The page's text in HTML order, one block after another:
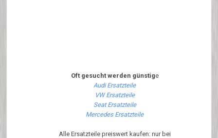
Oft gesucht werden günstige
Audi Ersatzteile
VW Ersatzteile
Seat Ersatzteile
Mercedes Ersatzteile
Alle Ersatzteile preiswert kaufen: nur bei